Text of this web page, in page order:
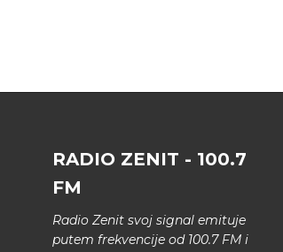
RADIO ZENIT - 100.7
FM
Radio Zenit svoj signal emituje
putem frekvencije od 100.7 FM i